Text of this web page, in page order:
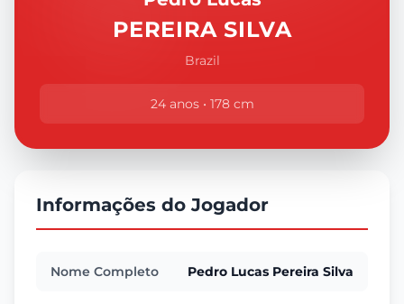
PEREIRA SILVA
Brazil
24 anos • 178 cm
Informações do Jogador
Nome Completo Pedro Lucas Pereira Silva